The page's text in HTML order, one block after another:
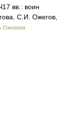
вв.: воин
С.И. Ожегов,
Ожегова